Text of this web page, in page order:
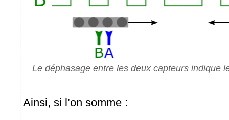
Le déphasage entre les deux capteurs indique
Ainsi, si l’on somme :